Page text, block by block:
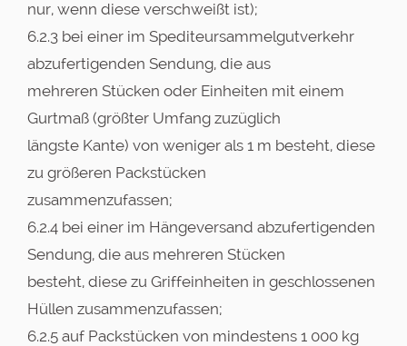
nur, wenn diese verschweißt ist);
6.2.3 bei einer im Spediteursammelgutverkehr
abzufertigenden Sendung, die aus
mehreren Stücken oder Einheiten mit einem
Gurtmaß (größter Umfang zuzüglich
längste Kante) von weniger als 1 m besteht, diese
zu größeren Packstücken
zusammenzufassen;
6.2.4 bei einer im Hängeversand abzufertigenden
Sendung, die aus mehreren Stücken
besteht, diese zu Griffeinheiten in geschlossenen
Hüllen zusammenzufassen;
6.2.5 auf Packstücken von mindestens 1 000 kg